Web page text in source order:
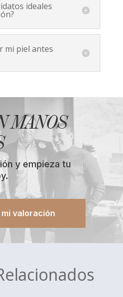
ideales
mi piel antes
MANOS
y empieza tu
valoración